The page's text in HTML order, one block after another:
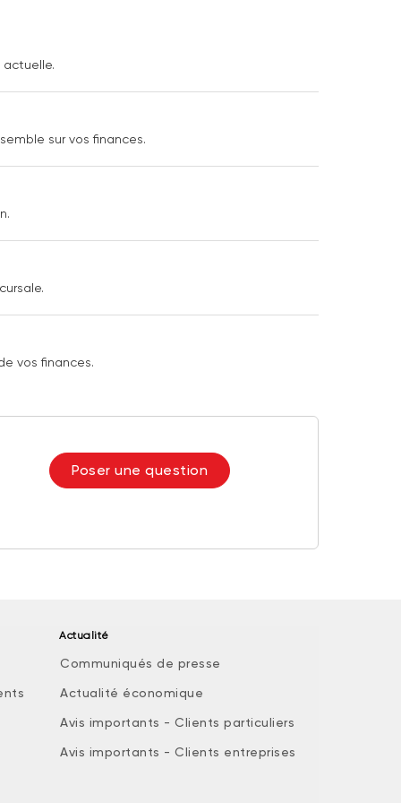
sur vos finances.
vos finances.
Poser une question
Actualité
Communiqués de presse
Actualité économique
Avis importants - Clients particuliers
Avis importants - Clients entreprises